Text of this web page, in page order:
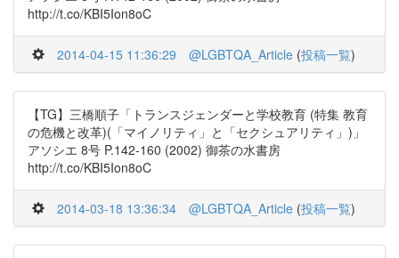
http://t.co/KBI5Ion8oC
2014-04-15 11:36:29 @LGBTQA_Article (投稿一覧)
【TG】三橋順子「トランスジェンダーと学校教育 (特集 教育
の危機と改革)(「マイノリティ」と「セクシュアリティ」)」
アソシエ 8号 P.142-160 (2002) 御茶の水書房
http://t.co/KBI5Ion8oC
2014-03-18 13:36:34 @LGBTQA_Article (投稿一覧)